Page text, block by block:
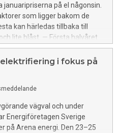
på el någonsin.
som ligger bakom de
kan härledas tillbaka till
lite blåst. — Första halvåret
med förra året. Stark
krig har dragit upp
Sveriges
i fokus på
vägval och under
Energiföretagen Sverige
på Arena energi. Den 23–25